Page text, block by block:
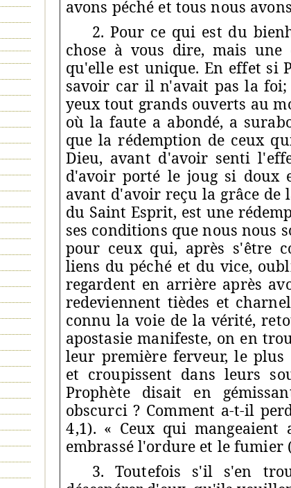
avons péché et tous nous
2. Pour ce qui est du
chose à vous dire, mais
qu'elle est unique. En effet si
savoir car il n'avait pas la
yeux tout grands ouverts au
où la faute a abondé, a
que la rédemption de ceux
Dieu, avant d'avoir senti
d'avoir porté le joug si doux
avant d'avoir reçu la grâce de
du Saint Esprit, est une
ses conditions que nous nous
pour ceux qui, après s'être
liens du péché et du vice,
regardent en arrière après
redeviennent tièdes et
connu la voie de la vérité,
apostasie manifeste, on en
leur première ferveur, le
et croupissent dans leurs
Prophète disait en
obscurci ? Comment a-t-il
4,1). « Ceux qui
embrassé l'ordure et le fumier
3. Toutefois s'il s'en